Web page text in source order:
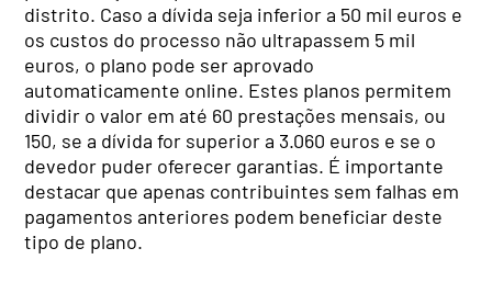
distrito. Caso a dívida seja inferior a 50 mil euros e
os custos do processo não ultrapassem 5 mil
euros, o plano pode ser aprovado
automaticamente online. Estes planos permitem
dividir o valor em até 60 prestações mensais, ou
150, se a dívida for superior a 3.060 euros e se o
devedor puder oferecer garantias. É importante
destacar que apenas contribuintes sem falhas em
pagamentos anteriores podem beneficiar deste
tipo de plano.